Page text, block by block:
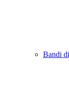
Bandi